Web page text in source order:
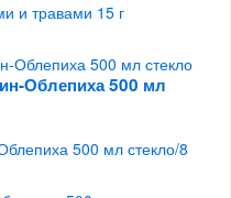
и травами 15 г
Облепиха 500 мл
500 мл стекло/8